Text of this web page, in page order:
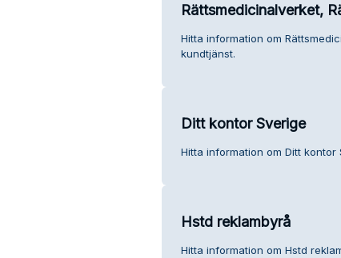
Rättsmedicinalverket,
Hitta information om
kundtjänst.
Ditt kontor Sverige
Hitta information om Ditt kontor
Hstd reklambyrå
Hitta information om Hstd